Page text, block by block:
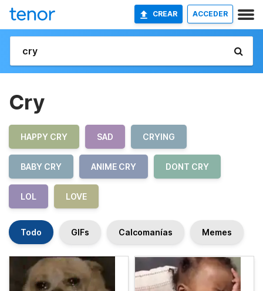
CREAR ACCEDER
Cry
HAPPY CRY SAD CRYING
BABY CRY ANIME CRY DONT CRY
LOL LOVE
Todo GIFs Calcomanías Memes